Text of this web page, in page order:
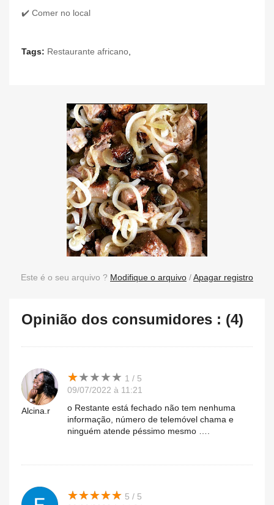
✔️ Comer no local
Tags: Restaurante africano
Este é o seu arquivo ? Modifique o arquivo /Apagar registro
Opinião dos consumidores : (4)
Alcina.r
★★★★★
★★★★★ 1 / 5
09/07/2022 à 11:21
o Restante está fechado não tem nenhuma
informação, número de telemóvel chama e
ninguém atende péssimo mesmo ….
★★★★★
★★★★★ 5 / 5